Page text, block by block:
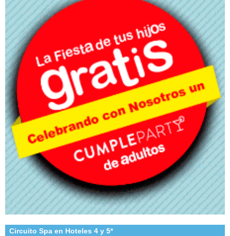
Circuito Spa en Hoteles 4 y 5*